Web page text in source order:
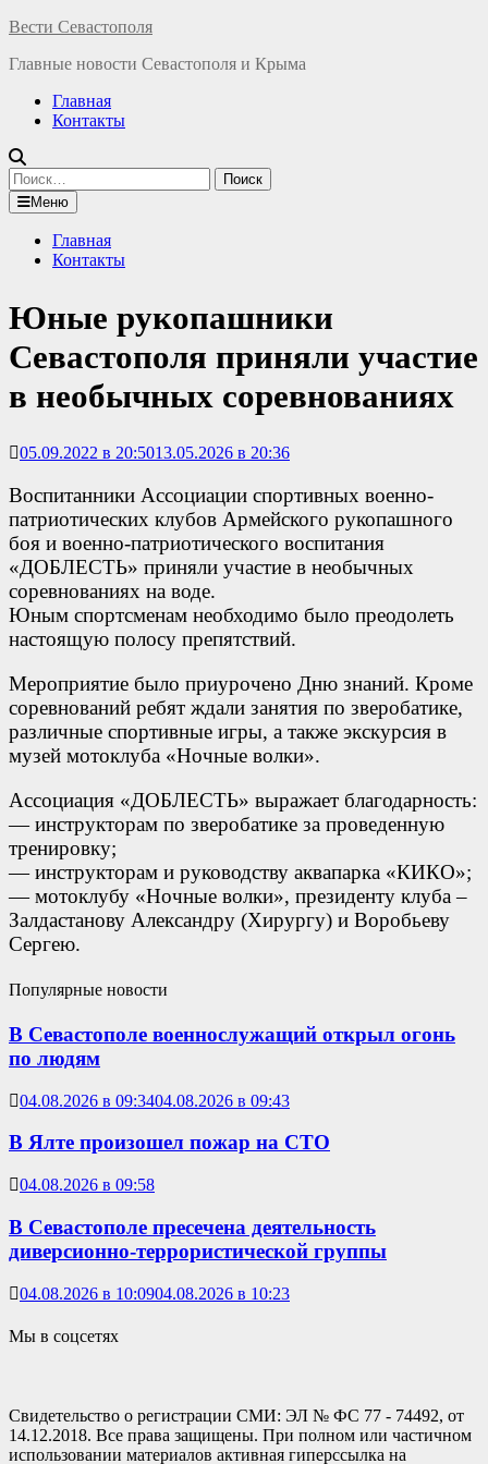
Перейти
содержимому
Вести Севастополя
Главные новости Севастополя и Крыма
Главная
Контакты
Найти:
Меню
Главная
Контакты
Юные рукопашники
Севастополя приняли участие
в необычных соревнованиях
05.09.2022 в 20:5013.05.2026 в 20:36
Воспитанники Ассоциации спортивных военно-
патриотических клубов Армейского рукопашного
боя и военно-патриотического воспитания
«ДОБЛЕСТЬ» приняли участие в необычных
соревнованиях на воде.
Юным спортсменам необходимо было преодолеть
настоящую полосу препятствий.
Мероприятие было приурочено Дню знаний. Кроме
соревнований ребят ждали занятия по зверобатике,
различные спортивные игры, а также экскурсия в
музей мотоклуба «Ночные волки».
Ассоциация «ДОБЛЕСТЬ» выражает благодарность:
— инструкторам по зверобатике за проведенную
тренировку;
— инструкторам и руководству аквапарка «КИКО»;
— мотоклубу «Ночные волки», президенту клуба –
Залдастанову Александру (Хирургу) и Воробьеву
Сергею.
Популярные новости
В Севастополе военнослужащий открыл огонь
по людям
04.08.2026 в 09:3404.08.2026 в 09:43
В Ялте произошел пожар на СТО
04.08.2026 в 09:58
В Севастополе пресечена деятельность
диверсионно-террористической группы
04.08.2026 в 10:0904.08.2026 в 10:23
Мы в соцсетях
Свидетельство о регистрации СМИ: ЭЛ № ФС 77 - 74492, от
14.12.2018. Все права защищены. При полном или частичном
использовании материалов активная гиперссылка на